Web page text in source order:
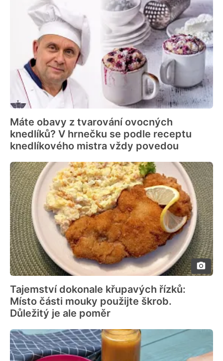
Máte obavy z tvarování ovocných
knedlíků? V hrnečku se podle receptu
knedlíkového mistra vždy povedou
Tajemství dokonale křupavých řízků:
Místo části mouky použijte škrob.
Důležitý je ale poměr